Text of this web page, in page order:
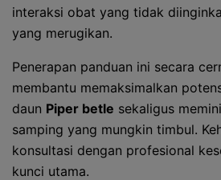
interaksi obat yang tidak
yang merugikan.
Penerapan panduan ini secara
membantu memaksimalkan
daun Piper betle sekaligus
samping yang mungkin timbul.
konsultasi dengan profesional
kunci utama.